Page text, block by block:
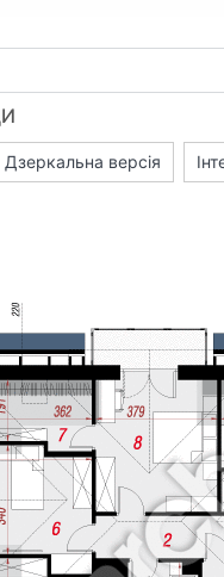
Дзеркальна версія